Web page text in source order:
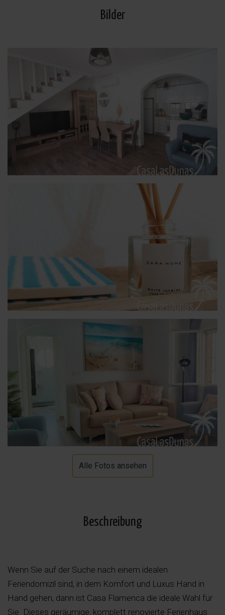
Bilder
Alle Fotos ansehen
Beschreibung
Wenn Sie auf der Suche nach einem idealen
Feriendomizil sind, in dem Komfort und Luxus Hand in
Hand gehen, dann ist Casa Flamenca die ideale Wahl für
Sie. Dieses geräumige, komplett renovierte Ferienhaus